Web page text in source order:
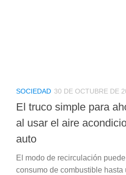
SOCIEDAD 30 DE OCTUBRE DE
El truco simple para
al usar el aire
auto
El modo de recirculación puede
consumo de combustible hasta